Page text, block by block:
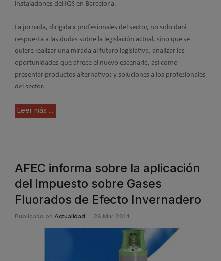
instalaciones del IQS en Barcelona.
La jornada, dirigida a profesionales del sector, no solo dará
respuesta a las dudas sobre la legislación actual, sino que se
quiere realizar una mirada al futuro legislativo, analizar las
oportunidades que ofrece el nuevo escenario, así como
presentar productos alternativos y soluciones a los profesionales
del sector.
Leer más ...
AFEC informa sobre la aplicación
del Impuesto sobre Gases
Fluorados de Efecto Invernadero
Publicado en Actualidad 26 Mar 2014